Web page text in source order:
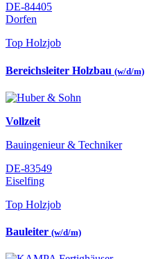
DE-84405
Dorfen
Top Holzjob
Bereichsleiter Holzbau (w/d/m)
Vollzeit
Bauingenieur & Techniker
DE-83549
Eiselfing
Top Holzjob
Bauleiter (w/d/m)